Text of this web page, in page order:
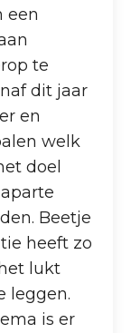
een
te
dit jaar
en
welk
doel
Beetje
heeft zo
lukt
leggen.
is er